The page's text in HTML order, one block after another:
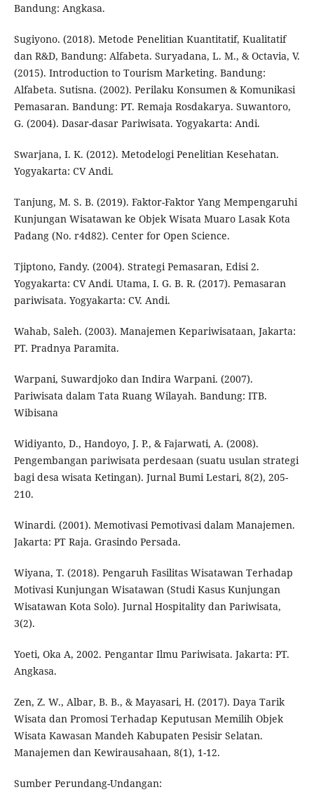
Bandung: Angkasa.
Sugiyono. (2018). Metode Penelitian Kuantitatif, Kualitatif
dan R&D, Bandung: Alfabeta. Suryadana, L. M., & Octavia, V.
(2015). Introduction to Tourism Marketing. Bandung:
Alfabeta. Sutisna. (2002). Perilaku Konsumen & Komunikasi
Pemasaran. Bandung: PT. Remaja Rosdakarya. Suwantoro,
G. (2004). Dasar-dasar Pariwisata. Yogyakarta: Andi.
Swarjana, I. K. (2012). Metodelogi Penelitian Kesehatan.
Yogyakarta: CV Andi.
Tanjung, M. S. B. (2019). Faktor-Faktor Yang Mempengaruhi
Kunjungan Wisatawan ke Objek Wisata Muaro Lasak Kota
Padang (No. r4d82). Center for Open Science.
Tjiptono, Fandy. (2004). Strategi Pemasaran, Edisi 2.
Yogyakarta: CV Andi. Utama, I. G. B. R. (2017). Pemasaran
pariwisata. Yogyakarta: CV. Andi.
Wahab, Saleh. (2003). Manajemen Kepariwisataan, Jakarta:
PT. Pradnya Paramita.
Warpani, Suwardjoko dan Indira Warpani. (2007).
Pariwisata dalam Tata Ruang Wilayah. Bandung: ITB.
Wibisana
Widiyanto, D., Handoyo, J. P., & Fajarwati, A. (2008).
Pengembangan pariwisata perdesaan (suatu usulan strategi
bagi desa wisata Ketingan). Jurnal Bumi Lestari, 8(2), 205-
210.
Winardi. (2001). Memotivasi Pemotivasi dalam Manajemen.
Jakarta: PT Raja. Grasindo Persada.
Wiyana, T. (2018). Pengaruh Fasilitas Wisatawan Terhadap
Motivasi Kunjungan Wisatawan (Studi Kasus Kunjungan
Wisatawan Kota Solo). Jurnal Hospitality dan Pariwisata,
3(2).
Yoeti, Oka A, 2002. Pengantar Ilmu Pariwisata. Jakarta: PT.
Angkasa.
Zen, Z. W., Albar, B. B., & Mayasari, H. (2017). Daya Tarik
Wisata dan Promosi Terhadap Keputusan Memilih Objek
Wisata Kawasan Mandeh Kabupaten Pesisir Selatan.
Manajemen dan Kewirausahaan, 8(1), 1-12.
Sumber Perundang-Undangan: